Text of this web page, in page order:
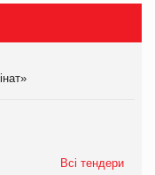
Всі тендери